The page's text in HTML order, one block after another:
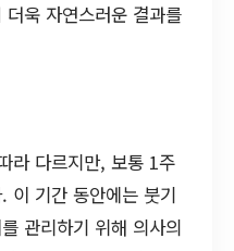
욱 자연스러운 결과를
라 다르지만, 보통 1주
이 기간 동안에는 붓기
관리하기 위해 의사의